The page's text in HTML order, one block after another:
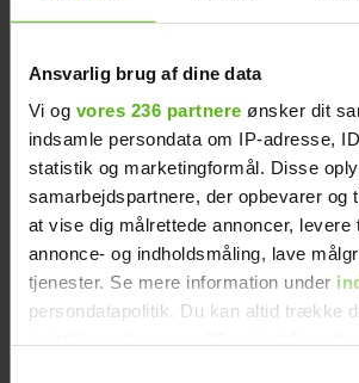
Ansvarlig brug af dine data
Vi og vores 236 partnere ønsker dit
indsamle persondata om IP-adresse,
statistik og marketingformål. Disse
samarbejdspartnere, der opbevarer og
at vise dig målrettede annoncer, levere
annonce- og indholdsmåling, lave
tjenester. Se mere information under
persondatapolitik. Du kan altid trække